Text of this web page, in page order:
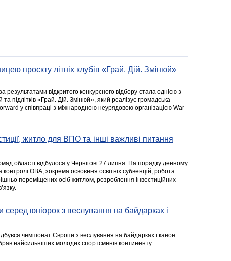
проєкту літніх клубів «Грай. Дій. Змінюй»
результатами відкритого конкурсного відбору стала однією з
підлітків «Грай. Дій. Змінюй», який реалізує громадська
у співпраці з міжнародною неурядовою організацією War
житло для ВПО та інші важливі питання
області відбулося у Чернігові 27 липня. На порядку денному
ОВА, зокрема освоєння освітніх субвенцій, робота
переміщених осіб житлом, розроблення інвестиційних
юніорок з веслування на байдарках і
чемпіонат Європи з веслування на байдарках і каное
найсильніших молодих спортсменів континенту.